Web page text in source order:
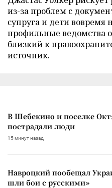
из-за проблем с
супруга и дети вовремя
профильные ведомства
близкий к
источник.
В Шебекино и поселке
пострадали люди
15 минут назад
Навроцкий пообещал
шли бои с русскими»